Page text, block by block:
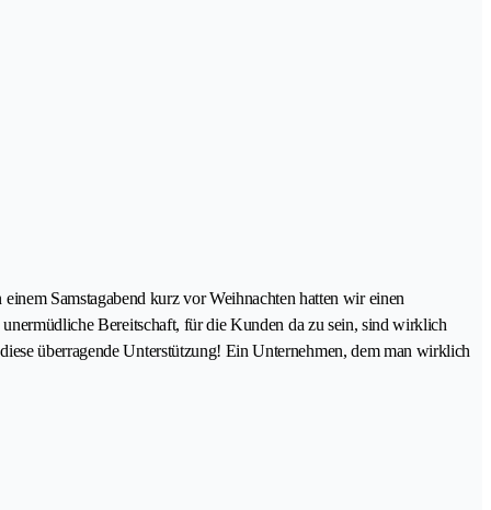
Samstagabend kurz vor Weihnachten hatten wir einen
Bereitschaft, für die Kunden da zu sein, sind wirklich
überragende Unterstützung! Ein Unternehmen, dem man wirklich